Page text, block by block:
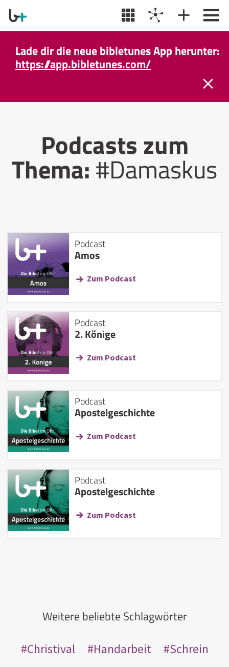
Lade dir die neue bibletunes App herunter:
https://app.bibletunes.com/
Podcasts zum
Thema:#Damaskus
Podcast
Amos
Zum Podcast
Podcast
2. Könige
Zum Podcast
Podcast
Apostelgeschichte
Zum Podcast
Podcast
Apostelgeschichte
Zum Podcast
Weitere beliebte Schlagwörter
Christival Handarbeit
Schrein